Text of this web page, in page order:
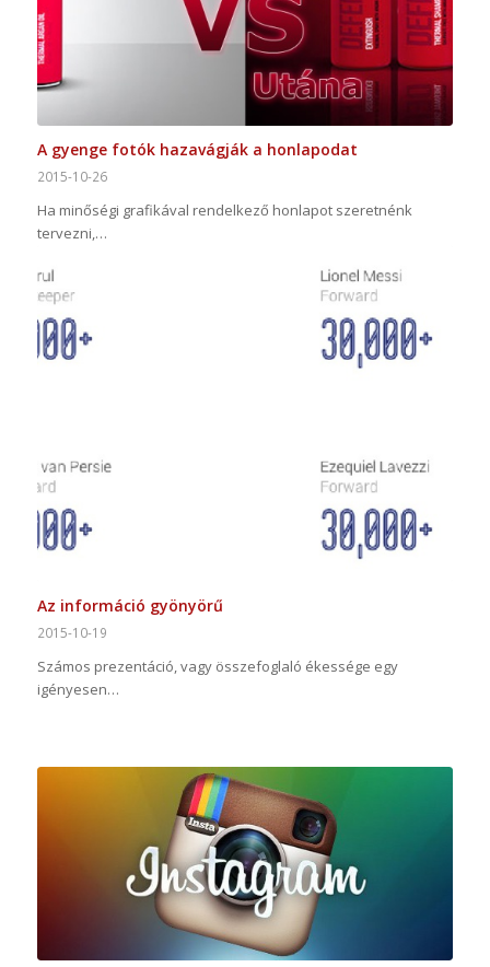
A gyenge fotók hazavágják a honlapodat
2015-10-26
Ha minőségi grafikával rendelkező honlapot szeretnénk
tervezni,…
Az információ gyönyörű
2015-10-19
Számos prezentáció, vagy összefoglaló ékessége egy
igényesen…